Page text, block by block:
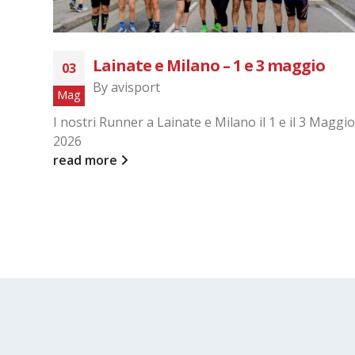
03
Mag
Lainate e Milano – 1 e 3 maggio
Byavisport
I nostri Runner a Lainate e Milano il 1 e il 3 Maggio
2026
read more